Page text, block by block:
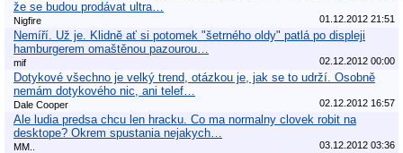
že se budou prodávat ultra…
Nigfire 01.12.2012 21:51
Nemíří. Už je. Klidně ať si potomek "šetrného oldy" patlá po displeji
hamburgerem omaštěnou pazourou…
mif 02.12.2012 00:00
Dotykové všechno je velký trend, otázkou je, jak se to udrží. Osobně
nemám dotykového nic, ani telef…
Dale Cooper 02.12.2012 16:57
Ale ludia predsa chcu len hracku. Co ma normalny clovek robit na
desktope? Okrem spustania nejakych…
MM.. 03.12.2012 03:36